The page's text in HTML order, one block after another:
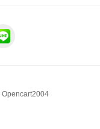
Opencart2004